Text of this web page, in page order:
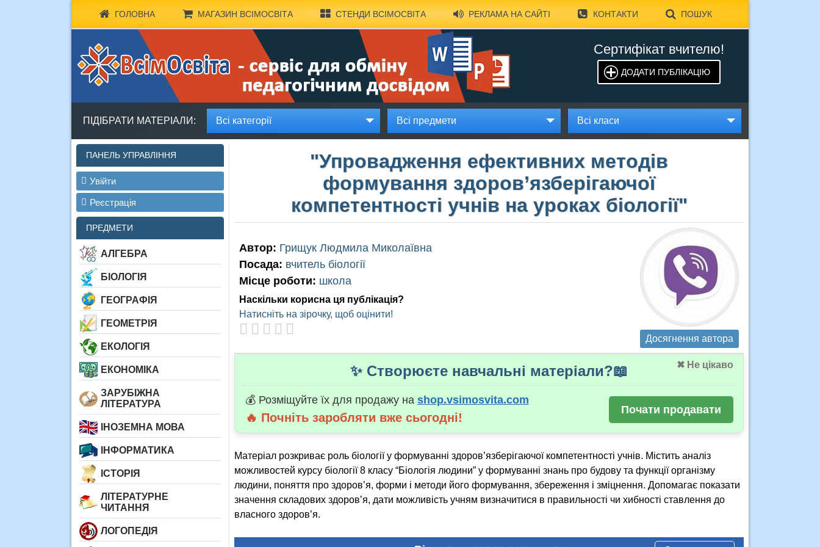
ГОЛОВНА МАГАЗИН ВСІМОСВІТА СТЕНДИ ВСІМОСВІТА РЕКЛАМА НА САЙТІ КОНТАКТИ ПОШУК
Сертифікат вчителю!
ДОДАТИ ПУБЛІКАЦІЮ
ПІДІБРАТИ МАТЕРІАЛИ: Всі категорії Всі предмети Всі класи
ПАНЕЛЬ УПРАВЛІННЯ
Увійти
Реєстрація
ПРЕДМЕТИ
АЛГЕБРА
БІОЛОГІЯ
ГЕОГРАФІЯ
ГЕОМЕТРІЯ
ЕКОЛОГІЯ
ЕКОНОМІКА
ЗАРУБІЖНА
ЛІТЕРАТУРА
ІНОЗЕМНА МОВА
ІНФОРМАТИКА
ІСТОРІЯ
ЛІТЕРАТУРНЕ
ЧИТАННЯ
ЛОГОПЕДІЯ
"Упровадження ефективних методів
формування здоров’язберігаючої
компетентності учнів на уроках біології"
Автор: Грищук Людмила Миколаївна
Посада: вчитель біології
Місце роботи: школа
Наскільки корисна ця публікація?
Натисніть на зірочку, щоб оцінити!
Досягнення автора
✖ Не цікаво
✨ Створюєте навчальні матеріали?📖
💰 Розміщуйте їх для продажу на shop.vsimosvita.com
🔥 Почніть заробляти вже сьогодні!
Почати продавати
Матеріал розкриває роль біології у формуванні здоров’язберігаючої компетентності учнів. Містить аналіз
можливостей курсу біології 8 класу “Біологія людини” у формуванні знань про будову та функції організму
людини, поняття про здоров’я, форми і методи його формування, збереження і зміцнення. Допомагає показати
значення складових здоров’я, дати можливість учням визначитися в правильності чи хибності ставлення до
власного здоров’я.